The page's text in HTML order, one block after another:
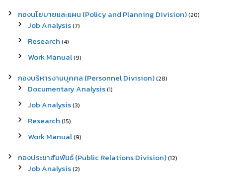
กองนโยบายและแผน (Policy and Planning Division)(20)
Job Analysis(7)
Research (4)
Work Manual(9)
กองบริหารงานบุคคล (Personnel Division)(28)
Documentary Analysis(1)
Job Analysis(3)
Research (15)
Work Manual(9)
กองประชาสัมพันธ์ (Public Relations Division)(12)
Job Analysis(2)